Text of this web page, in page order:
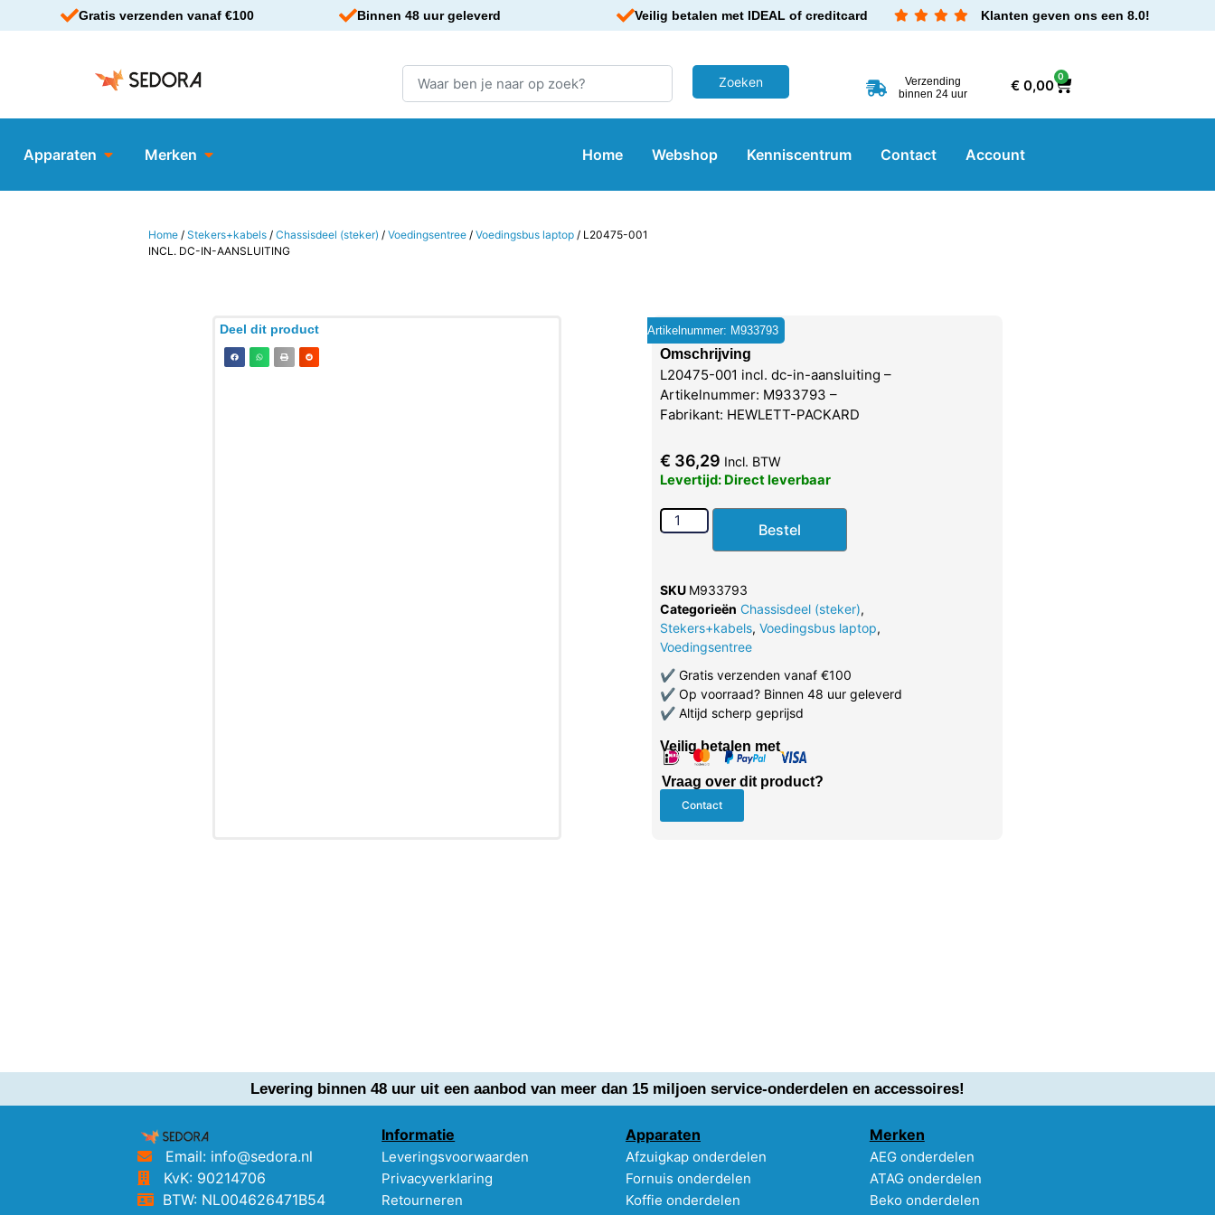
Gratis verzenden vanaf €100 Binnen 48 uur geleverd Veilig betalen met IDEAL of creditcard Klanten geven ons een 8.0!
Verzending
binnen 24 uur
€0,00
0
Apparaten Merken Home Webshop Kenniscentrum Contact Account
Home /Stekers+kabels /Chassisdeel (steker) /Voedingsentree /Voedingsbus laptop / L20475-001
INCL. DC-IN-AANSLUITING
Deel dit product Artikelnummer: M933793
Omschrijving
L20475-001 incl. dc-in-aansluiting –
Artikelnummer: M933793 –
Fabrikant: HEWLETT-PACKARD
€ 36,29 Incl. BTW
Levertijd: Direct leverbaar
Bestel
SKU M933793
Categorieën Chassisdeel (steker),
Stekers+kabels, Voedingsbus laptop,
Voedingsentree
✔Gratis verzenden vanaf €100
✔Op voorraad? Binnen 48 uur geleverd
✔Altijd scherp geprijsd
Veilig betalen met
Vraag over dit product?
Contact
Levering binnen 48 uur uit een aanbod van meer dan 15 miljoen service-onderdelen en accessoires!
Email: info@sedora.nl
KvK: 90214706
BTW: NL004626471B54
Informatie
Leveringsvoorwaarden
Privacyverklaring
Retourneren
Apparaten
Afzuigkap onderdelen
Fornuis onderdelen
Koffie onderdelen
Merken
AEG onderdelen
ATAG onderdelen
Beko onderdelen